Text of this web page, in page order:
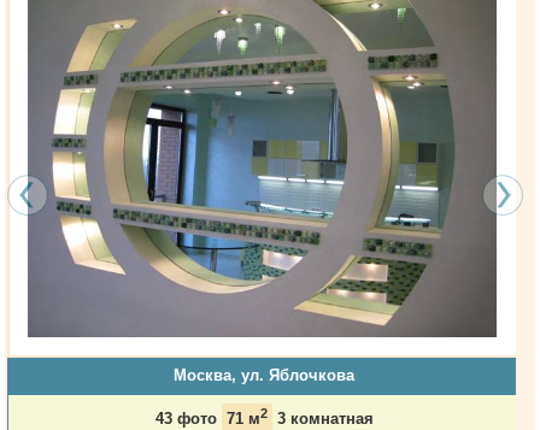
Москва, ул. Яблочкова
43 фото 71 м2 3 комнатная